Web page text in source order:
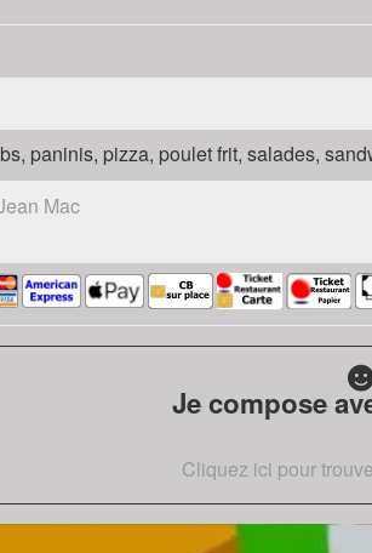
paninis, pizza, poulet frit, salades,
Mac
Je compose
Cliquez ici pour